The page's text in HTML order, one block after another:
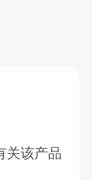
关该产品